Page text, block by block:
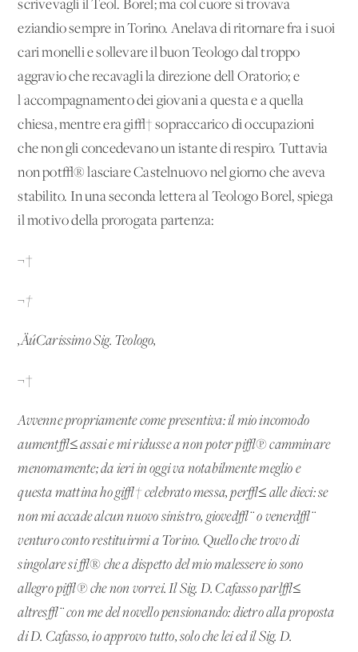
scrivevagli il Teol. Borel; ma col cuore si trovava
eziandio sempre in Torino. Anelava di ritornare fra i suoi
cari monelli e sollevare il buon Teologo dal troppo
aggravio che recavagli la direzione dell'Oratorio; e
l'accompagnamento dei giovani a questa e a quella
chiesa, mentre era gi√† sopraccarico di occupazioni
che non gli concedevano un istante di respiro. Tuttavia
non pot√® lasciare Castelnuovo nel giorno che aveva
stabilito. In una seconda lettera al Teologo Borel, spiega
il motivo della prorogata partenza:
¬†
¬†
‚ÄúCarissimo Sig. Teologo,
¬†
Avvenne propriamente come presentiva: il mio incomodo
aument√≤ assai e mi ridusse a non poter pi√π camminare
menomamente; da ieri in oggi va notabilmente meglio e
questa mattina ho gi√† celebrato messa, per√≤ alle dieci: se
non mi accade alcun nuovo sinistro, gioved√¨ o venerd√¨
venturo conto restituirmi a Torino. Quello che trovo di
singolare si √® che a dispetto del mio malessere io sono
allegro pi√π che non vorrei. Il Sig. D. Cafasso parl√≤
altres√¨ con me del novello pensionando: dietro alla proposta
di D. Cafasso, io approvo tutto, solo che lei ed il Sig. D.